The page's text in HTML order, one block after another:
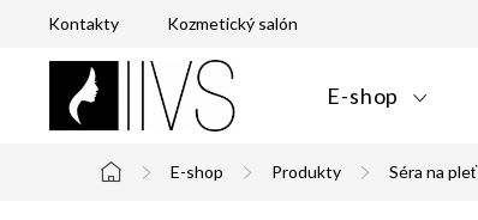
Kontakty Kozmetický salón
E-shop
Domov
E-shop Produkty Séra na pleť